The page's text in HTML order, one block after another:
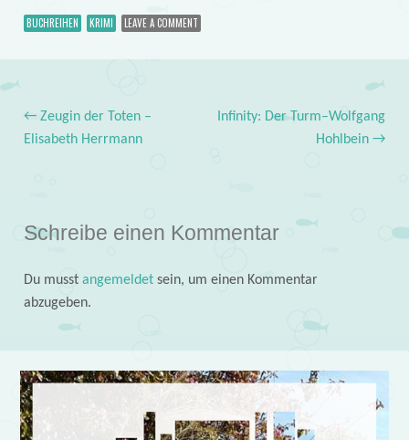
BUCHREIHEN KRIMI LEAVE A COMMENT
Post navigation
←Zeugin der Toten –
Elisabeth Herrmann
Infinity: Der Turm–Wolfgang
Hohlbein→
Schreibe einen Kommentar
Du musst angemeldetsein, um einen Kommentar
abzugeben.